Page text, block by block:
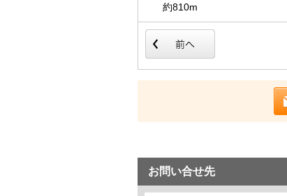
ジャパンミート生鮮館守谷
店
約810m
約1,050m
約860m
お問い合せ先